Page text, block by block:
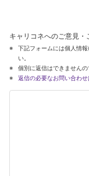
キャリコネへのご意見・
下記フォームには個人情
い。
個別に返信はできませんの
返信の必要なお問い合わせ